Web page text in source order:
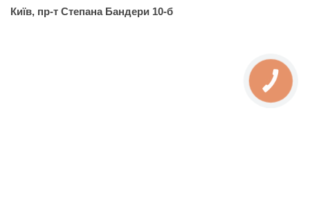
Київ, пр-т Степана Бандери 10-б
КНОПКА
ЗВ'ЯЗКУ